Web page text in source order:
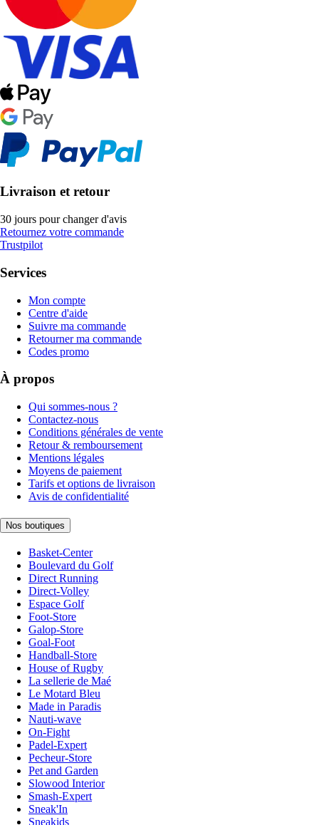
Livraison et retour
30 jours pour changer d'avis
Retournez votre commande
Trustpilot
Services
Mon compte
Centre d'aide
Suivre ma commande
Retourner ma commande
Codes promo
À propos
Qui sommes-nous ?
Contactez-nous
Conditions générales de vente
Retour & remboursement
Mentions légales
Moyens de paiement
Tarifs et options de livraison
Avis de confidentialité
Nos boutiques
Basket-Center
Boulevard du Golf
Direct Running
Direct-Volley
Espace Golf
Foot-Store
Galop-Store
Goal-Foot
Handball-Store
House of Rugby
La sellerie de Maé
Le Motard Bleu
Made in Paradis
Nauti-wave
On-Fight
Padel-Expert
Pecheur-Store
Pet and Garden
Slowood Interior
Smash-Expert
Sneak'In
Sneakids